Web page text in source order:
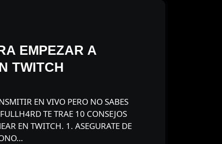
EMPEZAR A
TWITCH
TE TRAE 10 CONSEJOS
EN TWITCH. 1. ASEGURATE DE